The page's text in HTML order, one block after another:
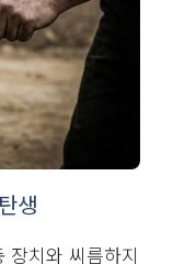
생
장치와 씨름하지